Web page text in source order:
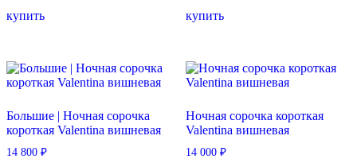
купитьтовар
Опции
можно
на
странице
товара.
купитьтовар
Опции
можно
на
странице
товара.
Большие | Ночная сорочка
короткая Valentina вишневая
14 800 ₽
Ночная сорочка короткая
Valentina вишневая
14 000 ₽